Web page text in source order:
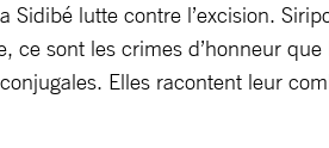
Sidibé lutte contre l’excision.
ce sont les crimes d’honneur
conjugales. Elles racontent leur